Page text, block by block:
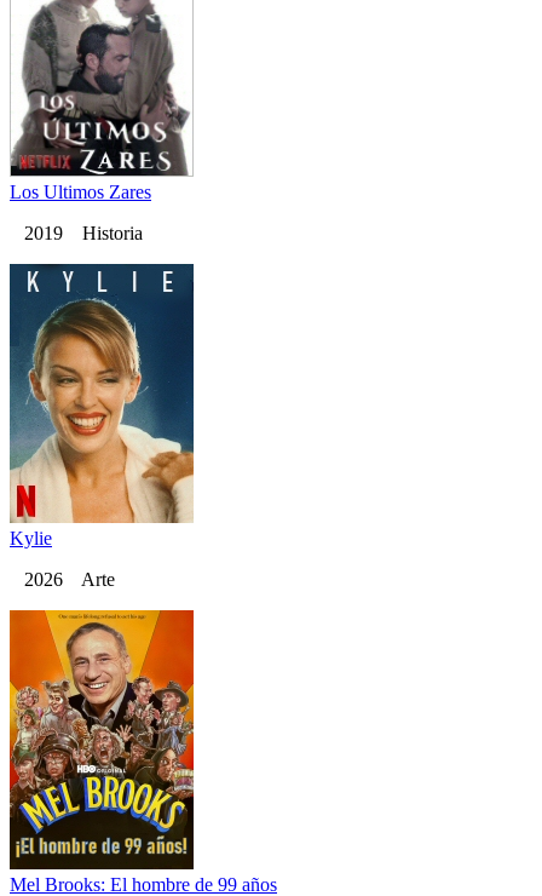
Los Ultimos Zares
2019 Historia
Kylie
2026 Arte
Mel Brooks: El hombre de 99 años